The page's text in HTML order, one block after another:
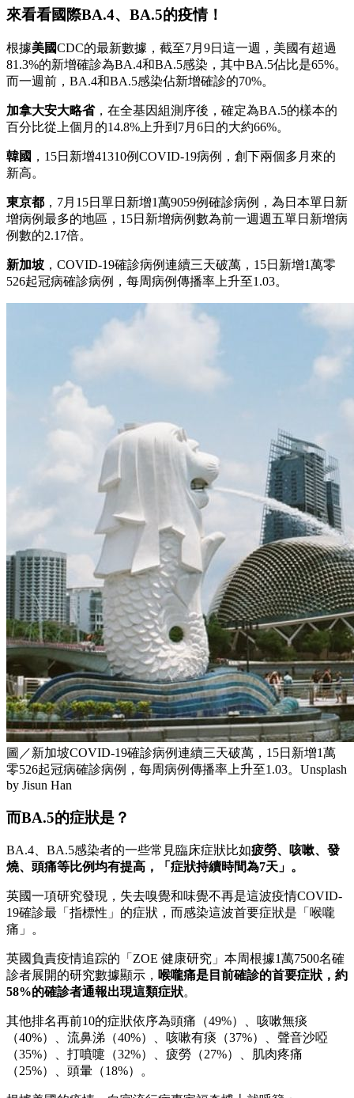
來看看國際BA.4、BA.5的疫情！
根據美國CDC的最新數據，截至7月9日這一週，美國有超過
81.3%的新增確診為BA.4和BA.5感染，其中BA.5佔比是65%。
而一週前，BA.4和BA.5感染佔新增確診的70%。
加拿大安大略省，在全基因組測序後，確定為BA.5的樣本的
百分比從上個月的14.8%上升到7月6日的大約66%。
韓國 ，15日新增41310例COVID-19病例，創下兩個多月來的
新高。
東京都 ，7月15日單日新增1萬9059例確診病例，為日本單日新
增病例最多的地區，15日新增病例數為前一週週五單日新增病
例數的2.17倍。
新加坡 ，COVID-19確診病例連續三天破萬，15日新增1萬零
526起冠病確診病例，每周病例傳播率上升至1.03。
圖／新加坡COVID-19確診病例連續三天破萬，15日新增1萬
零526起冠病確診病例，每周病例傳播率上升至1.03。Unsplash
by Jisun Han
而BA.5的症狀是？
BA.4、BA.5感染者的一些常見臨床症狀比如疲勞、咳嗽、發
燒、頭痛等比例均有提高，「症狀持續時間為7天」。
英國一項研究發現，失去嗅覺和味覺不再是這波疫情COVID-
19確診最「指標性」的症狀，而感染這波首要症狀是「喉嚨
痛」。
英國負責疫情追踪的「ZOE 健康研究」本周根據1萬7500名確
診者展開的研究數據顯示， 喉嚨痛是目前確診的首要症狀，約
58%的確診者通報出現這類症狀。
其他排名再前10的症狀依序為頭痛（49%）、咳嗽無痰
（40%）、流鼻涕（40%）、咳嗽有痰（37%）、聲音沙啞
（35%）、打噴嚏（32%）、疲勞（27%）、肌肉疼痛
（25%）、頭暈（18%）。